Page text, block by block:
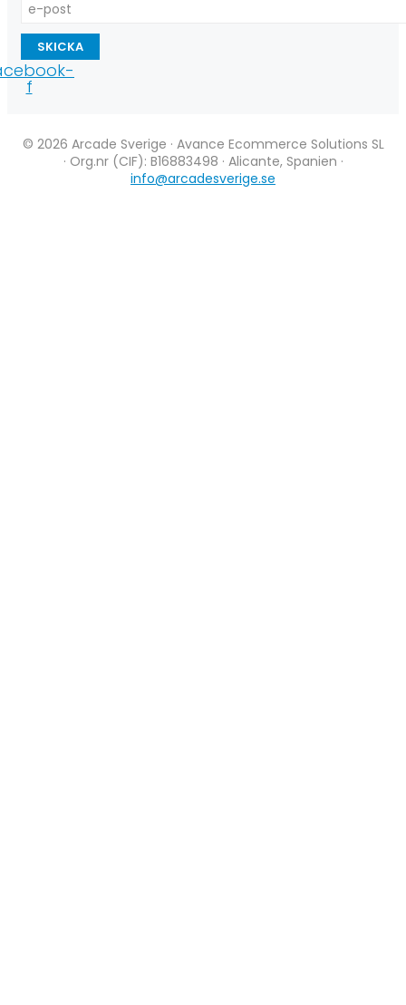
SKICKA
f
© 2026 Arcade Sverige · Avance Ecommerce Solutions SL
· Org.nr (CIF): B16883498 · Alicante, Spanien ·
info@arcadesverige.se